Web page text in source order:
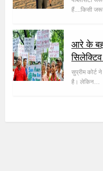
हैं....किसी
आरे के
सुप्रीम कोर्ट
है। लेकिन…